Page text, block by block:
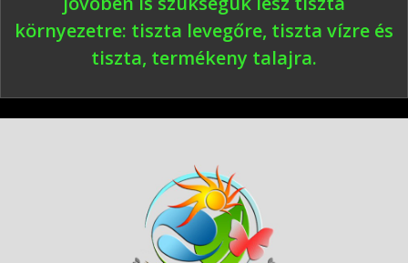
környezetre: tiszta levegőre, tiszta vízre és
tiszta, termékeny talajra.